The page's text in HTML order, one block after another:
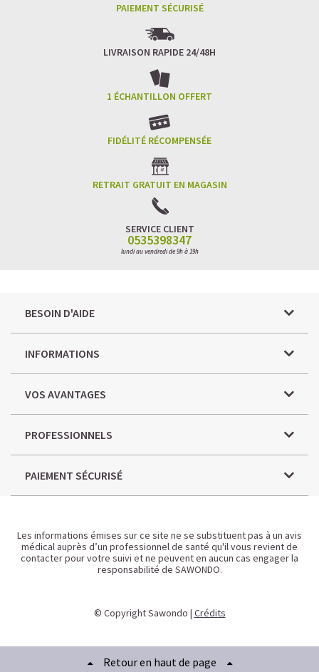
PAIEMENT SÉCURISÉ
LIVRAISON RAPIDE 24/48H
1 ÉCHANTILLON OFFERT
FIDÉLITÉ RÉCOMPENSÉE
RETRAIT GRATUIT EN MAGASIN
SERVICE CLIENT
0535398347
lundi au vendredi de 9h à 19h
BESOIN D'AIDE
INFORMATIONS
VOS AVANTAGES
PROFESSIONNELS
PAIEMENT SÉCURISÉ
Les informations émises sur ce site ne se substituent pas à un avis
médical auprès d’un professionnel de santé qu'il vous revient de
contacter pour votre suivi et ne peuvent en aucun cas engager la
responsabilité de SAWONDO.
© Copyright Sawondo | Crédits
Retour en haut de page